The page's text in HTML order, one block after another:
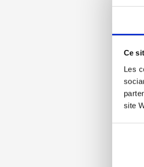
Ce
Les
site